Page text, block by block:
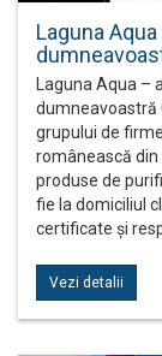
Laguna
Laguna Aqua –
dumneavoastră
grupului de
românească
produse de
fie la domiciliul
certificate și
Vezi detalii